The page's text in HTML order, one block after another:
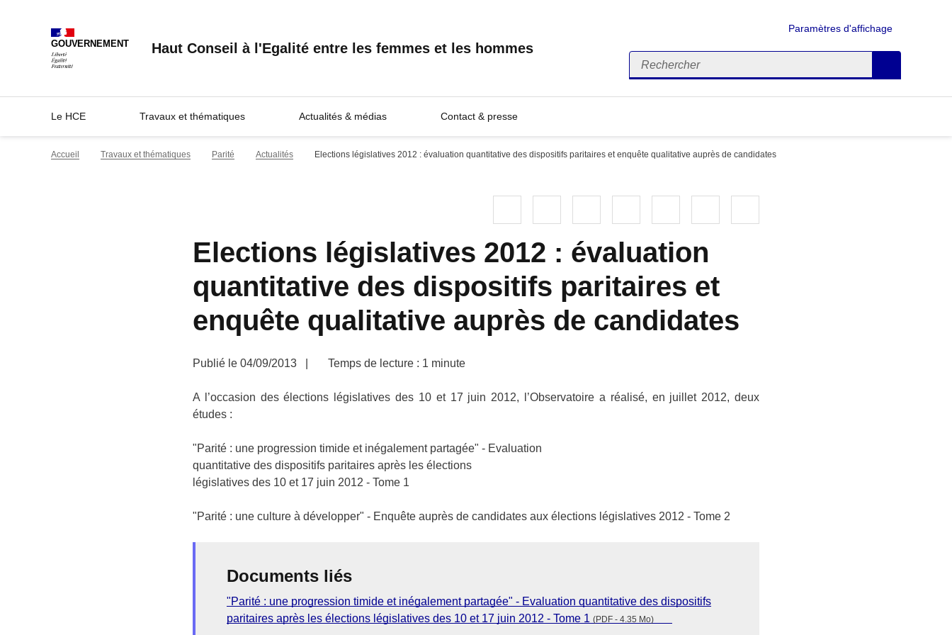
GOUVERNEMENT Haut Conseil à l'Egalité entre les femmes et les hommes
Paramètres d'affichage
Rechercher
Le HCE Travaux et thématiques Actualités & médias Contact & presse
Accueil Travaux et thématiques Parité Actualités Elections législatives 2012 : évaluation quantitative des dispositifs paritaires et enquête qualitative auprès de candidates
Elections législatives 2012 : évaluation
quantitative des dispositifs paritaires et
enquête qualitative auprès de candidates
Publié le 04/09/2013 Temps de lecture : 1 minute
A l’occasion des élections législatives des 10 et 17 juin 2012, l’Observatoire a réalisé, en juillet 2012, deux
études :
"Parité : une progression timide et inégalement partagée" - Evaluation
quantitative des dispositifs paritaires après les élections
législatives des 10 et 17 juin 2012 - Tome 1
"Parité : une culture à développer" - Enquête auprès de candidates aux élections législatives 2012 - Tome 2
Documents liés
"Parité : une progression timide et inégalement partagée" - Evaluation quantitative des dispositifs
paritaires après les élections législatives des 10 et 17 juin 2012 - Tome 1 (PDF - 4.35 Mo)